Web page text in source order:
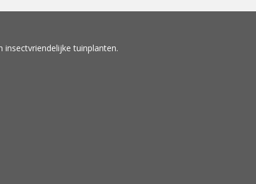
insectvriendelijke tuinplanten.